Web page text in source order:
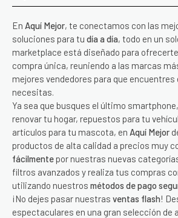
En Aquí Mejor, te conectamos con las
soluciones para tu día a día, todo en un
marketplace está diseñado para
compra única, reuniendo a las marcas
mejores vendedores para que
necesitas.
Ya sea que busques el último
renovar tu hogar, repuestos para tu
artículos para tu mascota, en Aquí Mejor
productos de alta calidad a precios muy
fácilmente por nuestras nuevas
filtros avanzados y realiza tus compras
utilizando nuestros métodos de pago
¡No dejes pasar nuestras ventas flash!
espectaculares en una gran selección de